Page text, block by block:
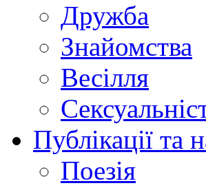
Дружба
Знайомства
Весілля
Публікації та
Поезія